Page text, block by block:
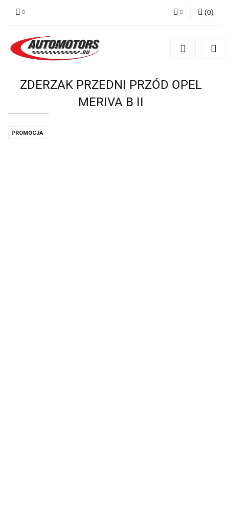
Zarejestruj się
(0)
ZDERZAK PRZEDNI PRZÓD OPEL
MERIVA B II
PROMOCJA